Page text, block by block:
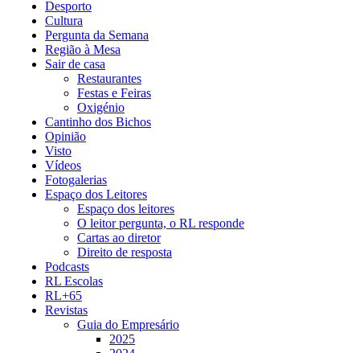
Desporto
Cultura
Pergunta da Semana
Região à Mesa
Sair de casa
Restaurantes
Festas e Feiras
Oxigénio
Cantinho dos Bichos
Opinião
Visto
Vídeos
Fotogalerias
Espaço dos Leitores
Espaço dos leitores
O leitor pergunta, o RL responde
Cartas ao diretor
Direito de resposta
Podcasts
RL Escolas
RL+65
Revistas
Guia do Empresário
2025